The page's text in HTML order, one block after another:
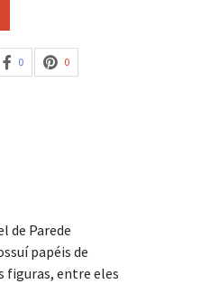
0 0
de Parede
papéis de
figuras, entre eles